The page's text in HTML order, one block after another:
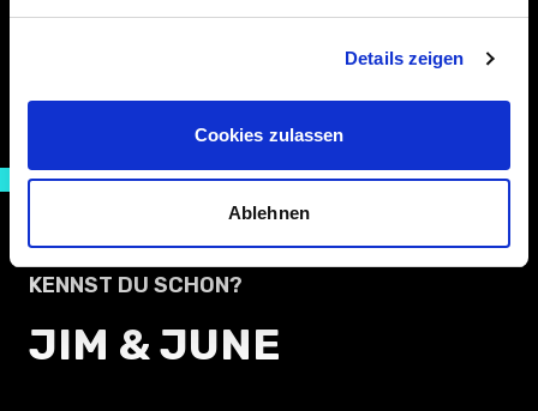
Details zeigen
Cookies zulassen
Ablehnen
KENNST DU SCHON?
JIM & JUNE